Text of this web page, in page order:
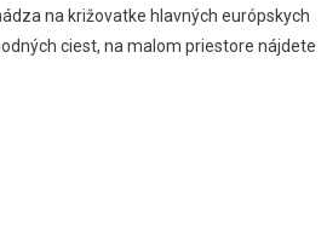
na križovatke hlavných európskych
ciest, na malom priestore nájdete